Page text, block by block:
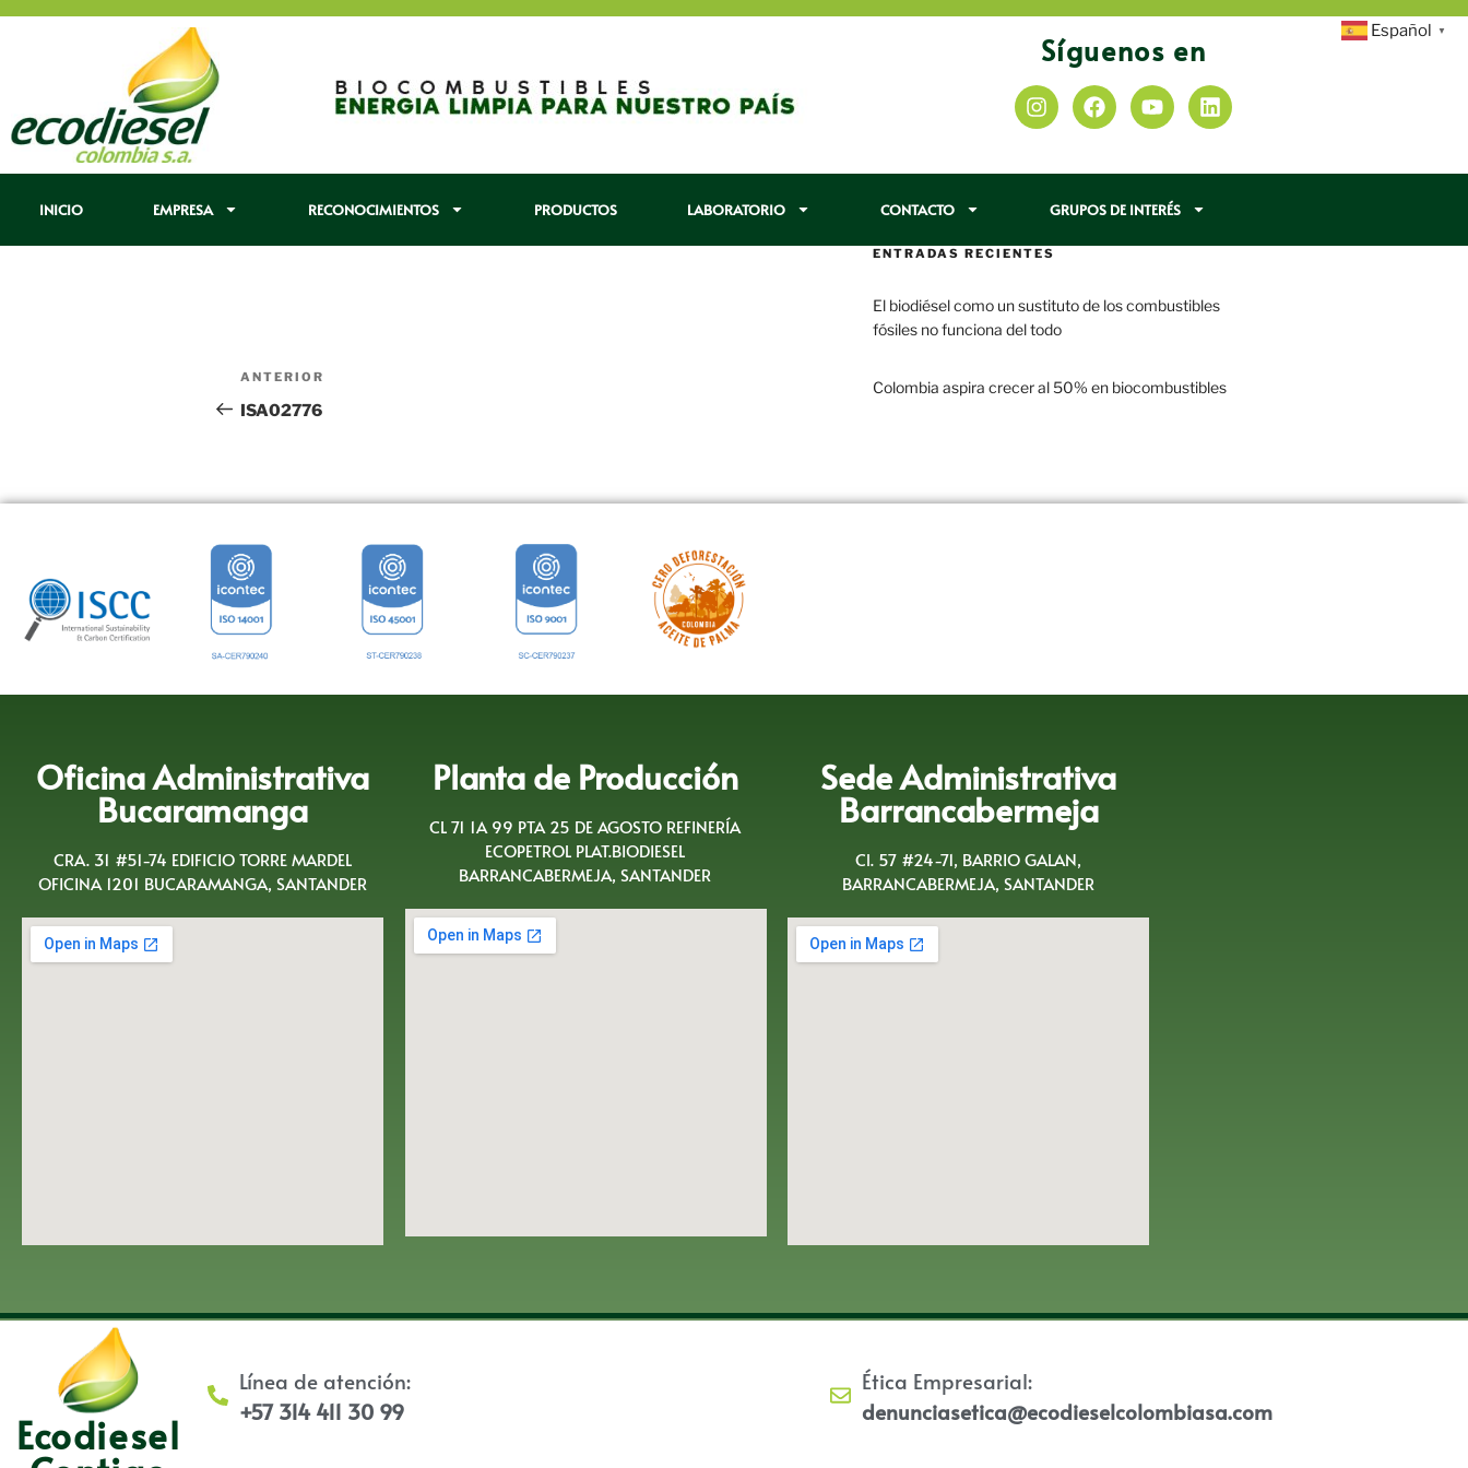
Síguenos en
INICIO EMPRESA RECONOCIMIENTOS PRODUCTOS LABORATORIO CONTACTO GRUPOS DE INTERÉS
ANTERIOR
ISA02776
ENTRADAS RECIENTES
El biodiésel como un sustituto de los combustibles
fósiles no funciona del todo
Colombia aspira crecer al 50% en biocombustibles
Oficina Administrativa
Bucaramanga
CRA. 31 #51-74 EDIFICIO TORRE MARDEL
OFICINA 1201 BUCARAMANGA, SANTANDER
Planta de Producción
CL 71 1A 99 PTA 25 DE AGOSTO REFINERÍA
ECOPETROL PLAT.BIODIESEL
BARRANCABERMEJA, SANTANDER
Sede Administrativa
Barrancabermeja
Cl. 57 #24-71, BARRIO GALAN,
BARRANCABERMEJA, SANTANDER
Ecodiesel
Línea de atención:
+57 314 411 30 99
Ética Empresarial:
denunciasetica@ecodieselcolombiasa.com
Español ▼